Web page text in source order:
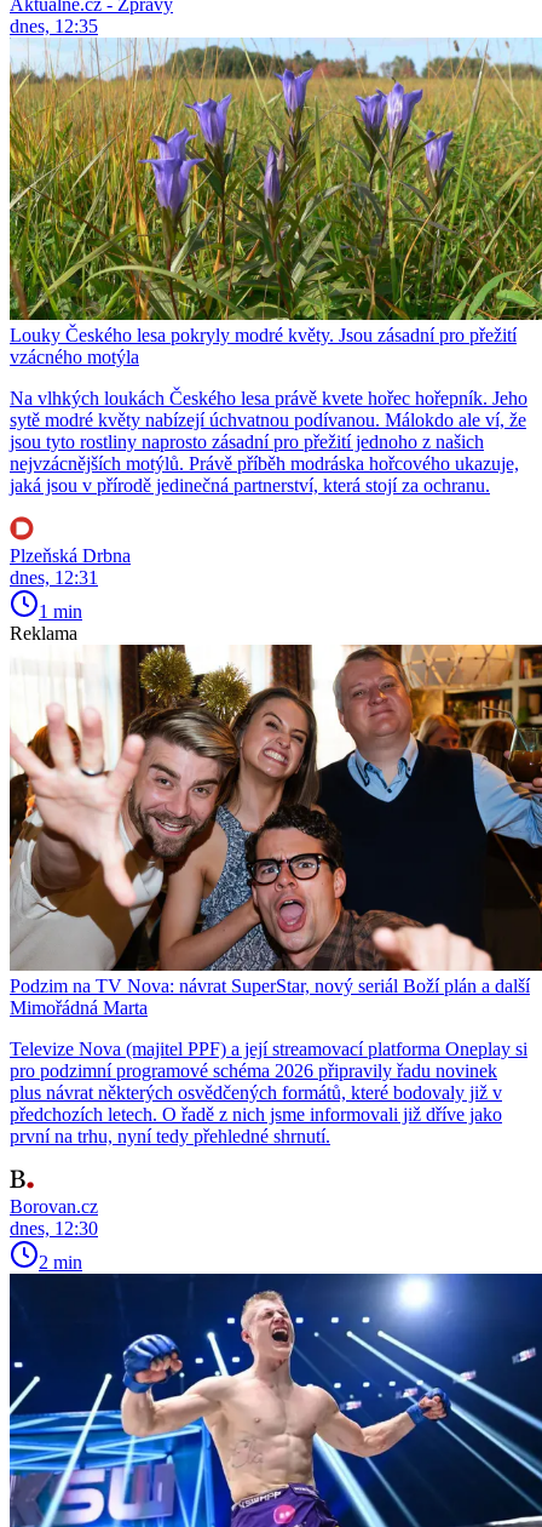
Aktuálně.cz - Zprávy
dnes, 12:35
Louky Českého lesa pokryly modré květy. Jsou zásadní pro přežití
vzácného motýla
Na vlhkých loukách Českého lesa právě kvete hořec hořepník. Jeho
sytě modré květy nabízejí úchvatnou podívanou. Málokdo ale ví, že
jsou tyto rostliny naprosto zásadní pro přežití jednoho z našich
nejvzácnějších motýlů. Právě příběh modráska hořcového ukazuje,
jaká jsou v přírodě jedinečná partnerství, která stojí za ochranu.
Plzeňská Drbna
dnes, 12:31
1 min
Reklama
Podzim na TV Nova: návrat SuperStar, nový seriál Boží plán a další
Mimořádná Marta
Televize Nova (majitel PPF) a její streamovací platforma Oneplay si
pro podzimní programové schéma 2026 připravily řadu novinek
plus návrat některých osvědčených formátů, které bodovaly již v
předchozích letech. O řadě z nich jsme informovali již dříve jako
první na trhu, nyní tedy přehledné shrnutí.
Borovan.cz
dnes, 12:30
2 min